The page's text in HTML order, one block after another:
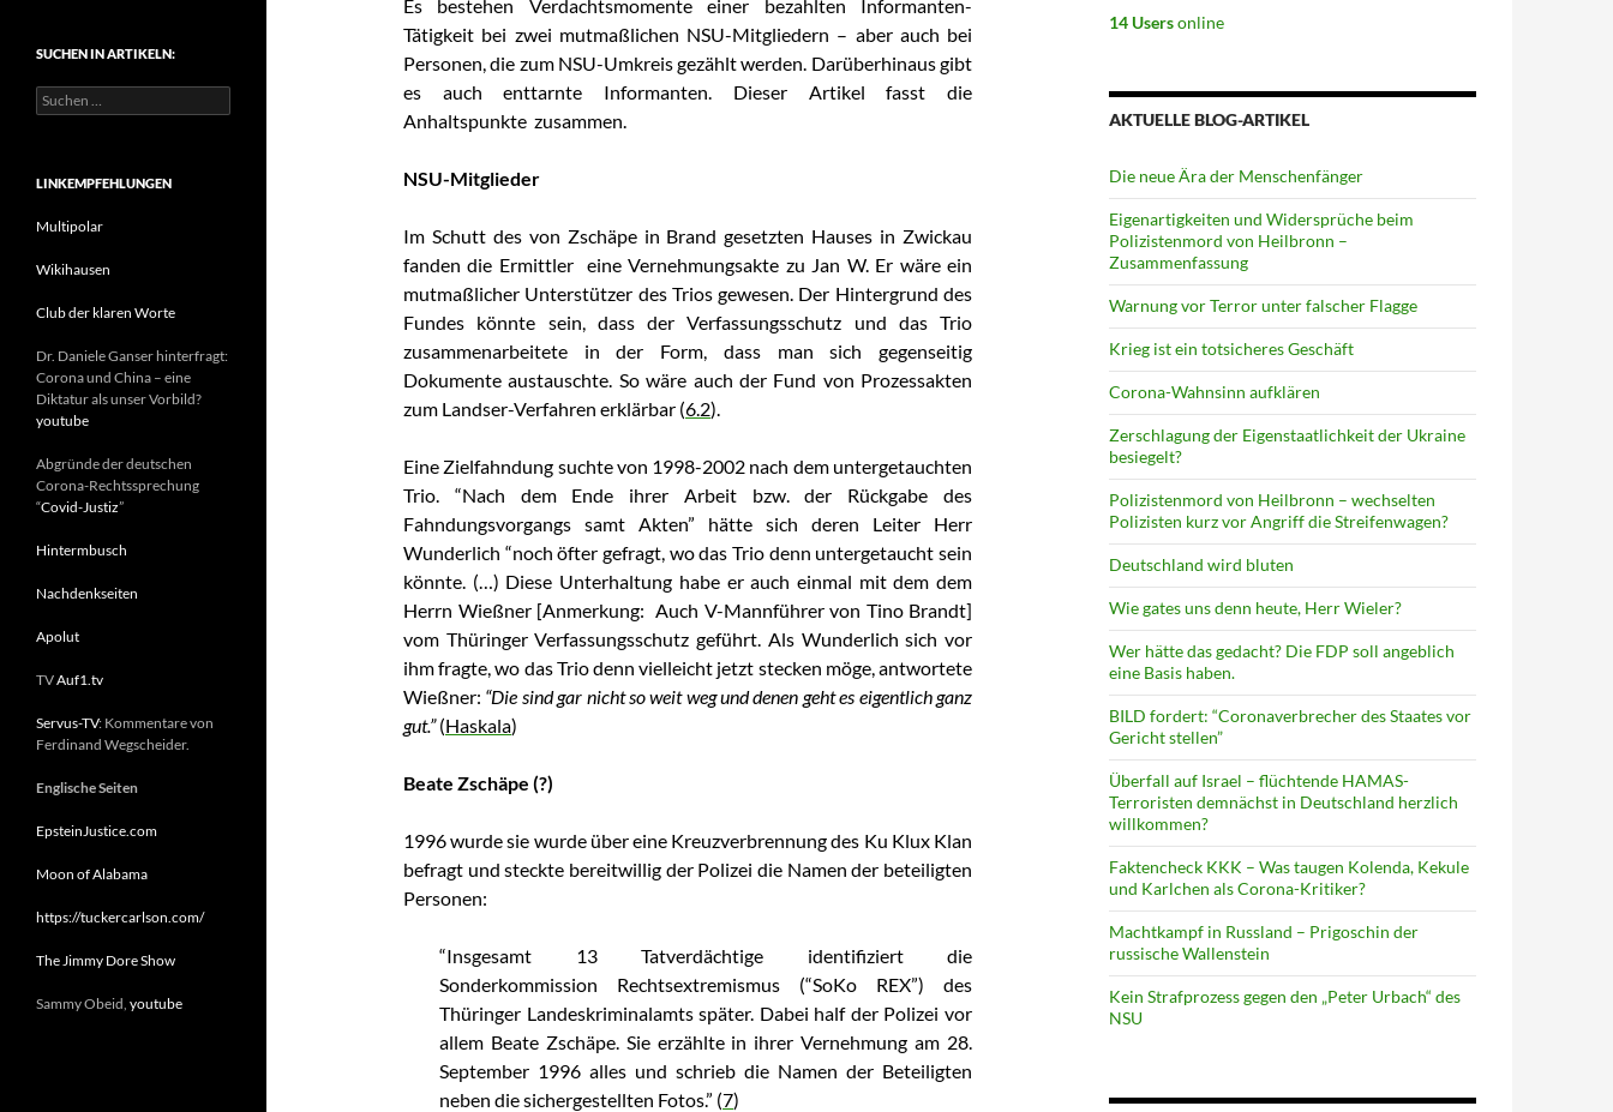
Es bestehen Verdachtsmomente einer bezahlten Informanten-
Tätigkeit bei zwei mutmaßlichen NSU-Mitgliedern – aber auch bei
Personen, die zum NSU-Umkreis gezählt werden. Darüberhinaus gibt
es auch enttarnte Informanten. Dieser Artikel fasst die
Anhaltspunkte zusammen.
NSU-Mitglieder
Im Schutt des von Zschäpe in Brand gesetzten Hauses in Zwickau
fanden die Ermittler eine Vernehmungsakte zu Jan W. Er wäre ein
mutmaßlicher Unterstützer des Trios gewesen. Der Hintergrund des
Fundes könnte sein, dass der Verfassungsschutz und das Trio
zusammenarbeitete in der Form, dass man sich gegenseitig
Dokumente austauschte. So wäre auch der Fund von Prozessakten
zum Landser-Verfahren erklärbar (6.2).
Eine Zielfahndung suchte von 1998-2002 nach dem untergetauchten
Trio. “Nach dem Ende ihrer Arbeit bzw. der Rückgabe des
Fahndungsvorgangs samt Akten” hätte sich deren Leiter Herr
Wunderlich “noch öfter gefragt, wo das Trio denn untergetaucht sein
könnte. (…) Diese Unterhaltung habe er auch einmal mit dem dem
Herrn Wießner [Anmerkung: Auch V-Mannführer von Tino Brandt]
vom Thüringer Verfassungsschutz geführt. Als Wunderlich sich vor
ihm fragte, wo das Trio denn vielleicht jetzt stecken möge, antwortete
Wießner: “Die sind gar nicht so weit weg und denen geht es eigentlich ganz
gut.”(Haskala)
Beate Zschäpe (?)
1996 wurde sie wurde über eine Kreuzverbrennung des Ku Klux Klan
befragt und steckte bereitwillig der Polizei die Namen der beteiligten
Personen:
“Insgesamt 13 Tatverdächtige identifiziert die
Sonderkommission Rechtsextremismus (“SoKo REX”) des
Thüringer Landeskriminalamts später. Dabei half der Polizei vor
allem Beate Zschäpe. Sie erzählte in ihrer Vernehmung am 28.
September 1996 alles und schrieb die Namen der Beteiligten
neben die sichergestellten Fotos.” (7)
14 Usersonline
AKTUELLE BLOG-ARTIKEL
Die neue Ära der Menschenfänger
Eigenartigkeiten und Widersprüche beim
Polizistenmord von Heilbronn –
Zusammenfassung
Warnung vor Terror unter falscher Flagge
Krieg ist ein totsicheres Geschäft
Corona-Wahnsinn aufklären
Zerschlagung der Eigenstaatlichkeit der Ukraine
besiegelt?
Polizistenmord von Heilbronn – wechselten
Polizisten kurz vor Angriff die Streifenwagen?
Deutschland wird bluten
Wie gates uns denn heute, Herr Wieler?
Wer hätte das gedacht? Die FDP soll angeblich
eine Basis haben.
BILD fordert: “Coronaverbrecher des Staates vor
Gericht stellen”
Überfall auf Israel – flüchtende HAMAS-
Terroristen demnächst in Deutschland herzlich
willkommen?
Faktencheck KKK – Was taugen Kolenda, Kekule
und Karlchen als Corona-Kritiker?
Machtkampf in Russland – Prigoschin der
russische Wallenstein
Kein Strafprozess gegen den „Peter Urbach“ des
NSU
g
SUCHEN IN ARTIKELN:
S
u
e
n
c
:
LINKEMPFEHLUNGEN
Multipolar
Wikihausen
Club der klaren Worte
Dr. Daniele Ganser hinterfragt:
Corona und China – eine
Diktatur als unser Vorbild?
youtube
Abgründe der deutschen
Corona-Rechtssprechung
“Covid-Justiz”
Hintermbusch
Nachdenkseiten
Apolut
TVAuf1.tv
Servus-TV: Kommentare von
Ferdinand Wegscheider.
Englische Seiten
EpsteinJustice.com
Moon of Alabama
https://tuckercarlson.com/
The Jimmy Dore Show
Sammy Obeid, youtube